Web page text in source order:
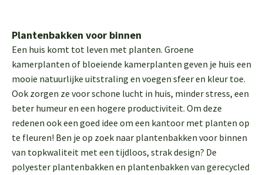
Plantenbakken voor binnen
Een huis komt tot leven met planten. Groene
kamerplanten of bloeiende kamerplanten geven je huis een
mooie natuurlijke uitstraling en voegen sfeer en kleur toe.
Ook zorgen ze voor schone lucht in huis, minder stress, een
beter humeur en een hogere productiviteit. Om deze
redenen ook een goed idee om een kantoor met planten op
te fleuren! Ben je op zoek naar plantenbakken voor binnen
van topkwaliteit met een tijdloos, strak design? De
polyester plantenbakken en plantenbakken van gerecycled